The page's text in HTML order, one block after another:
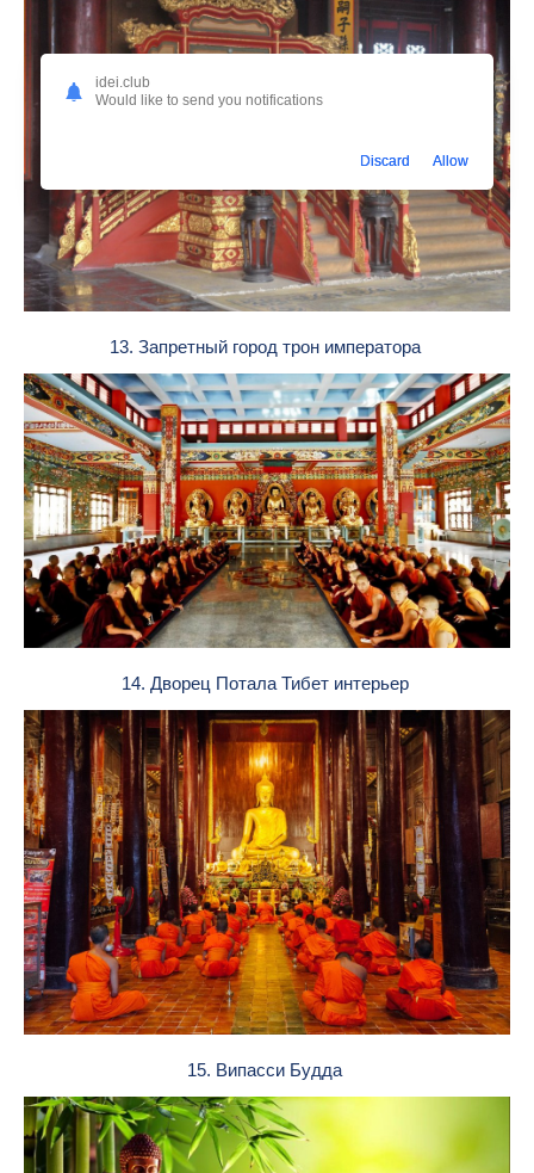
13. Запретный город трон императора
14. Дворец Потала Тибет интерьер
15. Випасси Будда
idei.club
Would like to send you notifications
Discard Allow